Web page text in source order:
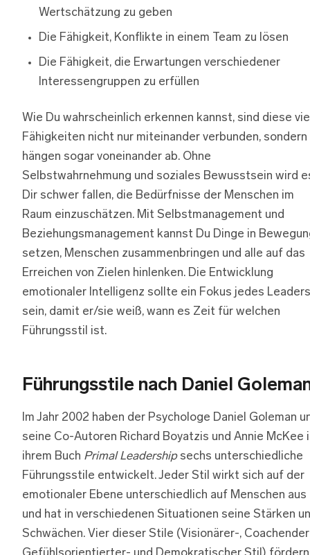
Wertschätzung zu geben
Die Fähigkeit, Konflikte in einem Team zu lösen
Die Fähigkeit, die Erwartungen verschiedener
Interessengruppen zu erfüllen
Wie Du wahrscheinlich erkennen kannst, sind diese
Fähigkeiten nicht nur miteinander verbunden, sondern
hängen sogar voneinander ab. Ohne
Selbstwahrnehmung und soziales Bewusstsein wird
Dir schwer fallen, die Bedürfnisse der Menschen im
Raum einzuschätzen. Mit Selbstmanagement und
Beziehungsmanagement kannst Du Dinge in
setzen, Menschen zusammenbringen und alle auf das
Erreichen von Zielen hinlenken. Die Entwicklung
emotionaler Intelligenz sollte ein Fokus jedes Leaders
sein, damit er/sie weiß, wann es Zeit für welchen
Führungsstil ist.
Führungsstile nach Daniel
Im Jahr 2002 haben der Psychologe Daniel Goleman
seine Co-Autoren Richard Boyatzis und Annie McKee
ihrem Buch Primal Leadershipsechs unterschiedliche
Führungsstile entwickelt. Jeder Stil wirkt sich auf der
emotionaler Ebene unterschiedlich auf Menschen aus
und hat in verschiedenen Situationen seine Stärken
Schwächen. Vier dieser Stile (Visionärer-,